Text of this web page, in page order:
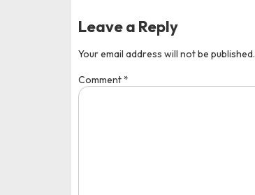
Leave a Reply
Your email address will not be published.
Comment*